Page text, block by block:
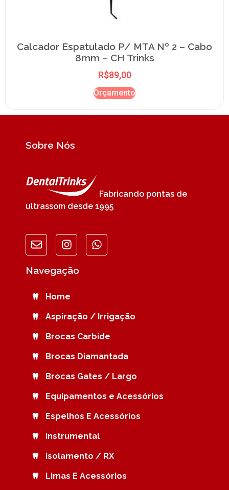
Calcador Espatulado P/ MTA Nº 2 – Cabo
8mm – CH Trinks
R$89,00
Orçamento
Sobre Nós
Fabricando pontas de
ultrassom desde 1995
Navegação
Home
Aspiração / Irrigação
Brocas Carbide
Brocas Diamantada
Brocas Gates / Largo
Equipamentos e Acessórios
Espelhos E Acessórios
Instrumental
Isolamento / RX
Limas E Acessórios